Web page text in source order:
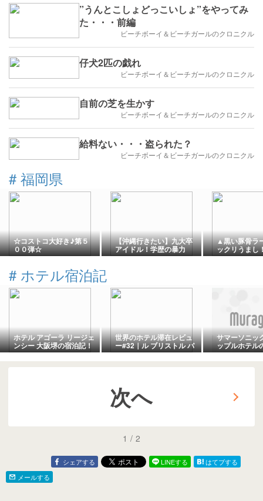
”うんとこしょどっこいしょ”をやってみ
た・・・前編
ビーチボーイ＆ビーチガールのクロニクル
仔犬2匹の戯れ
ビーチボーイ＆ビーチガールのクロニクル
自前の芝を生かす
ビーチボーイ＆ビーチガールのクロニクル
給料ない・・・盗られた？
ビーチボーイ＆ビーチガールのクロニクル
# 福岡県
☆コストコ大好き♪第５
００弾☆
【沖縄行きたい】九大卒
アイドル！学歴の暴力
「みんとみん」ちゃん水
▲黒い豚骨ラ
ックリうまし
ーメンの名店
# ホテル宿泊記
ホテル アゴーラ リージェ
ンシー 大阪堺の宿泊記！
5つの利点と注意点を詳し
く公開
世界のホテル滞在レビュ
ー#32｜ル ブリストル パ
リ｜100周年のパラスで
一夜を夢を
サマーソニッ
ップルホテル
京会場近く快
つのコツ
次へ
1 / 2
シェアする LINEする
はてブする
メールする